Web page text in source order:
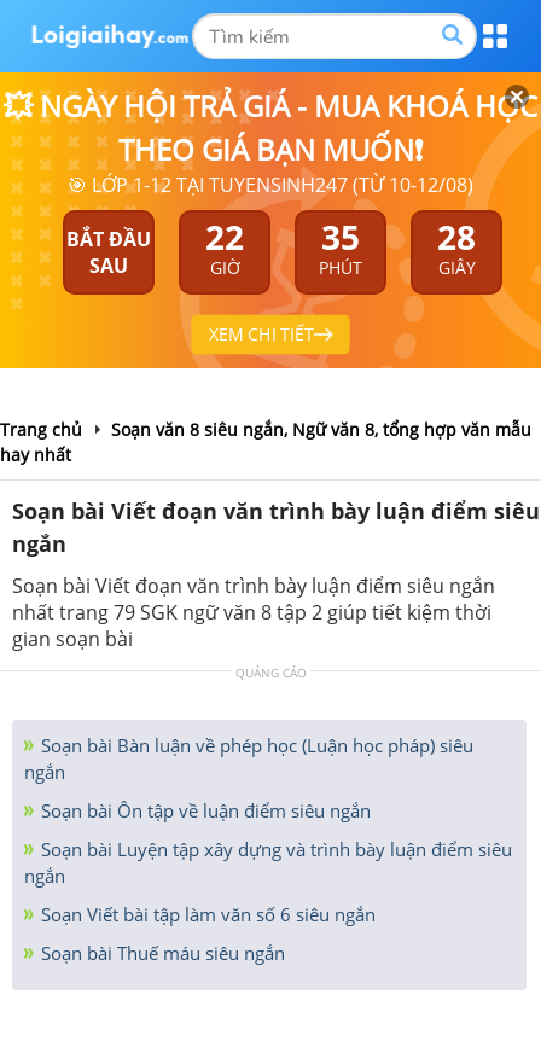
💥 NGÀY HỘI TRẢ GIÁ - MUA KHOÁ HỌC
THEO GIÁ BẠN MUỐN❗
🎯 LỚP 1-12 TẠI TUYENSINH247 (TỪ 10-12/08)
BẮT ĐẦU
SAU
22
GIỜ
35
PHÚT
28
GIÂY
XEM CHI TIẾT
Trang chủ
Soạn văn 8 siêu ngắn, Ngữ văn 8, tổng hợp văn mẫu
hay nhất
Soạn bài Viết đoạn văn trình bày luận điểm siêu
ngắn
Soạn bài Viết đoạn văn trình bày luận điểm siêu ngắn
nhất trang 79 SGK ngữ văn 8 tập 2 giúp tiết kiệm thời
gian soạn bài
QUẢNG CÁO
Soạn bài Bàn luận về phép học (Luận học pháp) siêu
ngắn
Soạn bài Ôn tập về luận điểm siêu ngắn
Soạn bài Luyện tập xây dựng và trình bày luận điểm siêu
ngắn
Soạn Viết bài tập làm văn số 6 siêu ngắn
Soạn bài Thuế máu siêu ngắn